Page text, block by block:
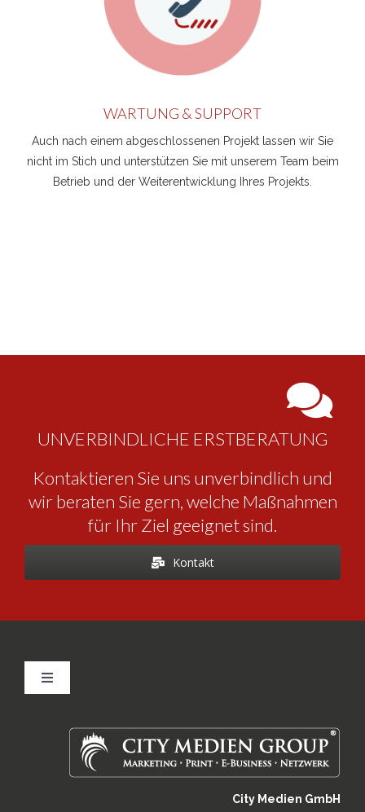
WARTUNG & SUPPORT
Auch nach einem abgeschlossenen Projekt lassen wir Sie
nicht im Stich und unterstützen Sie mit unserem Team beim
Betrieb und der Weiterentwicklung Ihres Projekts.
UNVERBINDLICHE ERSTBERATUNG
Kontaktieren Sie uns unverbindlich und
wir beraten Sie gern, welche Maßnahmen
für Ihr Ziel geeignet sind.
Kontakt
Toggle
Impressum
City Medien GmbH